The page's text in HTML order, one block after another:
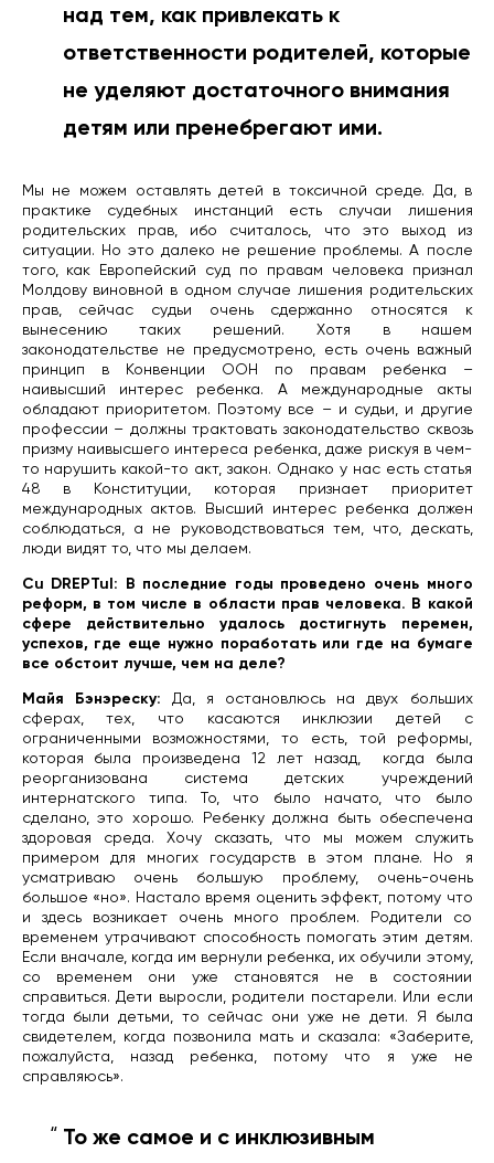
над тем, как привлекать к
ответственности родителей, которые
не уделяют достаточного внимания
детям или пренебрегают ими.
Мы не можем оставлять детей в токсичной среде. Да, в
практике судебных инстанций есть случаи лишения
родительских прав, ибо считалось, что это выход из
ситуации. Но это далеко не решение проблемы. А после
того, как Европейский суд по правам человека признал
Молдову виновной в одном случае лишения родительских
прав, сейчас судьи очень сдержанно относятся к
вынесению таких решений. Хотя в нашем
законодательстве не предусмотрено, есть очень важный
принцип в Конвенции ООН по правам ребенка –
наивысший интерес ребенка. А международные акты
обладают приоритетом. Поэтому все – и судьи, и другие
профессии – должны трактовать законодательство сквозь
призму наивысшего интереса ребенка, даже рискуя в чем-
то нарушить какой-то акт, закон. Однако у нас есть статья
48 в Конституции, которая признает приоритет
международных актов. Высший интерес ребенка должен
соблюдаться, а не руководствоваться тем, что, дескать,
люди видят то, что мы делаем.
Cu DREPTul: В последние годы проведено очень много
реформ, в том числе в области прав человека. В какой
сфере действительно удалось достигнуть перемен,
успехов, где еще нужно поработать или где на бумаге
все обстоит лучше, чем на деле?
Майя Бэнэреску: Да, я остановлюсь на двух больших
сферах, тех, что касаются инклюзии детей с
ограниченными возможностями, то есть, той реформы,
которая была произведена 12 лет назад,
когда была
реорганизована система детских учреждений
интернатского типа. То, что было начато, что было
сделано, это хорошо. Ребенку должна быть обеспечена
здоровая среда. Хочу сказать, что мы можем служить
примером для многих государств в этом плане. Но я
усматриваю очень большую проблему, очень-очень
большое «но». Настало время оценить эффект, потому что
и здесь возникает очень много проблем. Родители со
временем утрачивают способность помогать этим детям.
Если вначале, когда им вернули ребенка, их обучили этому,
со временем они уже становятся не в состоянии
справиться. Дети выросли, родители постарели. Или если
тогда были детьми, то сейчас они уже не дети. Я была
свидетелем, когда позвонила мать и сказала: «Заберите,
пожалуйста, назад ребенка, потому что я уже не
справляюсь».
То же самое и с инклюзивным